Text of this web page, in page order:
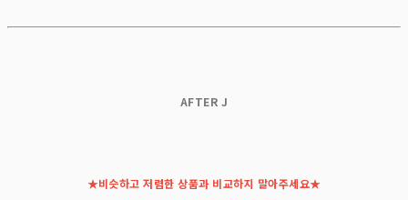
AFTER J
★비슷하고 저렴한 상품과 비교하지 말아주세요★